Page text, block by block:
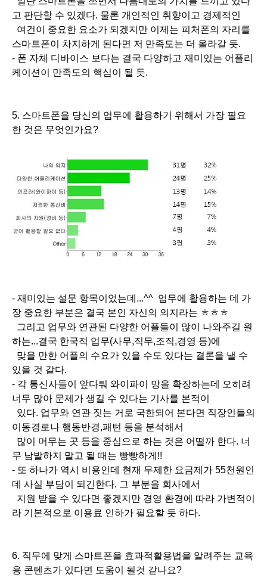
고 판단할 수 있겠다. 물론 개인적인 취향이고 경제적인
여건이 중요한 요소가 되겠지만 이제는 피처폰의 자리를
스마트폰이 차지하게 된다면 저 만족도는 더 올라갈 듯.
- 폰 자체 디바이스 보다는 결국 다양하고 재미있는 어플리
케이션이 만족도의 핵심이 될 듯.
5. 스마트폰을 당신의 업무에 활용하기 위해서 가장 필요
한 것은 무엇인가요?
- 재미있는 설문 항목이었는데...^^ 업무에 활용하는 데 가
장 중요한 부분은 결국 본인 자신의 의지라는 ㅎㅎㅎ
그리고 업무와 연관된 다양한 어플들이 많이 나와주길 원
하는...결국 한국적 업무(사무,직무,조직,경영 등)에
맞을 만한 어플의 수요가 있을 수도 있다는 결론을 낼 수
있을 것 같다.
- 각 통신사들이 앞다퉈 와이파이 망을 확장하는데 오히려
너무 많아 문제가 생길 수 있다는 기사를 본적이
있다. 업무와 연관 짓는 거로 국한되어 본다면 직장인들의
이동경로나 행동반경,패턴 등을 분석해서
많이 머무는 곳 등을 중심으로 하는 것은 어떨까 한다. 너
무 남발하지 말고 될 때는 빵빵하게!!
- 또 하나가 역시 비용인데 현재 무제한 요금제가 55천원인
데 사실 부담이 되긴한다. 그 부분을 회사에서
지원 받을 수 있다면 좋겠지만 경영 환경에 따라 가변적이
라 기본적으로 이용료 인하가 필요할 듯 하다.
6. 직무에 맞게 스마트폰을 효과적활용법을 알려주는 교육
용 콘텐츠가 있다면 도움이 될것 같나요?